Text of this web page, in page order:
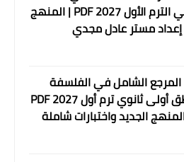
الابتدائي الترم الأول 2027 PDF | المنهج
إعداد مستر عادل مجدي
الشامل في الفلسفة
والمنطق أولى ثانوي ترم أول 2027 PDF
الجديد واختبارات شاملة